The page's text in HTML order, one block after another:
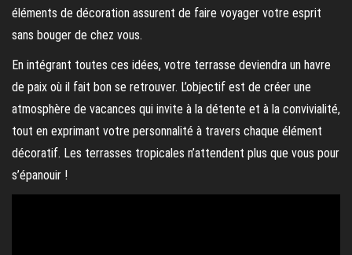
éléments de décoration assurent de faire voyager votre esprit
sans bouger de chez vous.
En intégrant toutes ces idées, votre terrasse deviendra un havre
de paix où il fait bon se retrouver. L’objectif est de créer une
atmosphère de vacances qui invite à la détente et à la convivialité,
tout en exprimant votre personnalité à travers chaque élément
décoratif. Les terrasses tropicales n’attendent plus que vous pour
s’épanouir !